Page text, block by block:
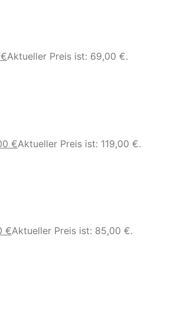
€Aktueller Preis ist: 69,00 €.
€Aktueller Preis ist: 119,00 €.
€Aktueller Preis ist: 85,00 €.